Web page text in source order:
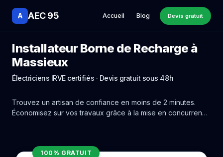
A AEC 95 Accueil Blog Devis gratuit
Installateur Borne de Recharge à
Massieux
Électriciens IRVE certifiés · Devis gratuit sous 48h
Trouvez un artisan de confiance en moins de 2 minutes.
Économisez sur vos travaux grâce à la mise en concurrence
100% GRATUIT